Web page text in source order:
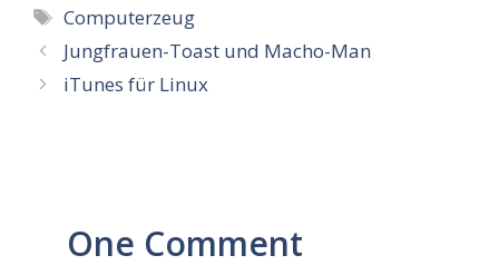
Schlagwörter
Computerzeug
Jungfrauen-Toast und Macho-Man
iTunes für Linux
One Comment